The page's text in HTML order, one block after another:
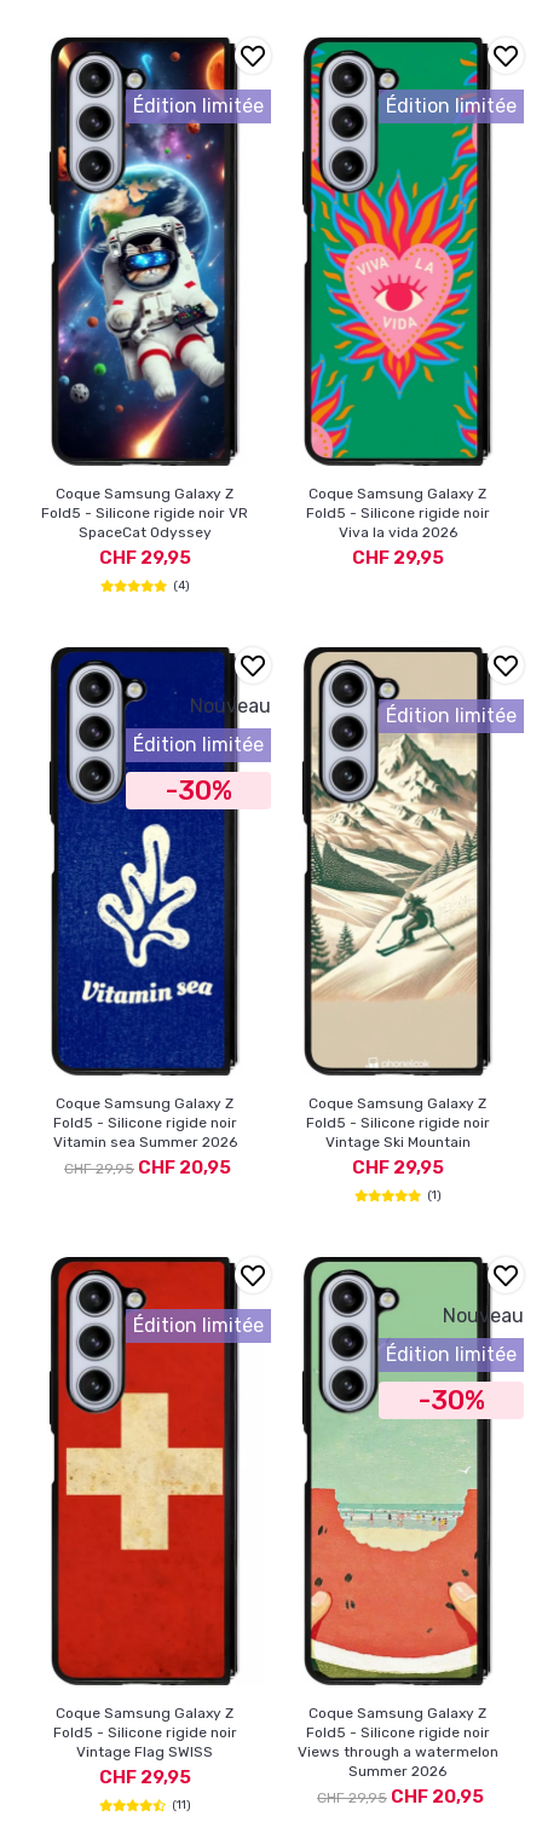
Coque Samsung Galaxy Z
Fold5 - Silicone rigide noir VR
SpaceCat Odyssey
CHF 29,95
(4)
Édition limitée
Coque Samsung Galaxy Z
Fold5 - Silicone rigide noir
Viva la vida 2026
CHF 29,95
Édition limitée
Coque Samsung Galaxy Z
Fold5 - Silicone rigide noir
Vitamin sea Summer 2026
CHF 29,95 CHF 20,95
Nouveau
Édition limitée
-30%
Coque Samsung Galaxy Z
Fold5 - Silicone rigide noir
Vintage Ski Mountain
CHF 29,95
(1)
Édition limitée
Coque Samsung Galaxy Z
Fold5 - Silicone rigide noir
Vintage Flag SWISS
CHF 29,95
(11)
Édition limitée
Coque Samsung Galaxy Z
Fold5 - Silicone rigide noir
Views through a watermelon
Summer 2026
CHF 29,95 CHF 20,95
Nouveau
Édition limitée
-30%